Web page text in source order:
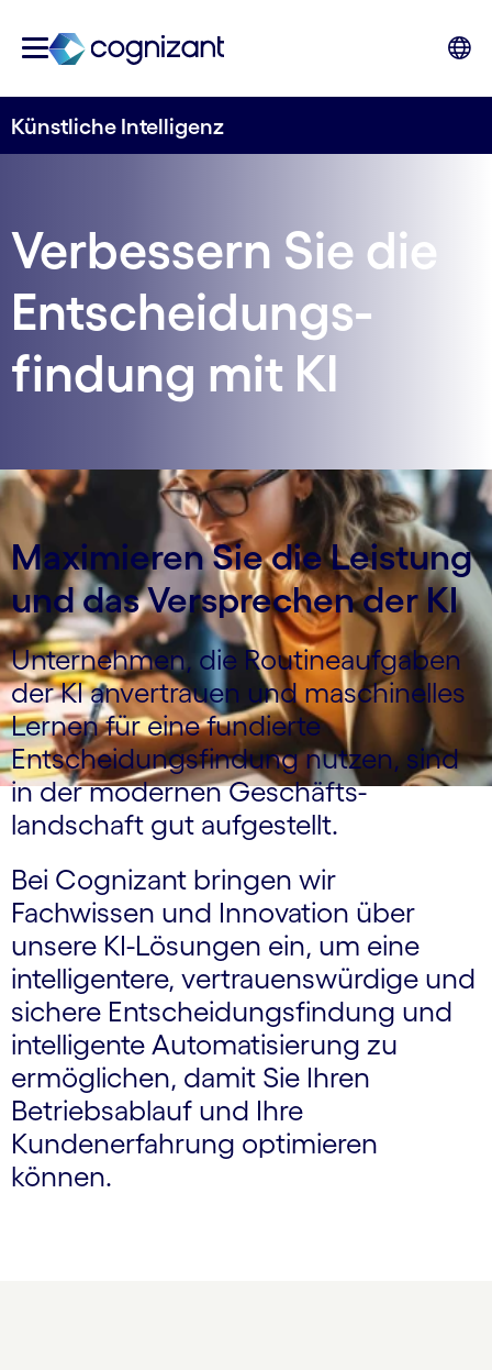
Künstliche Intelligenz
Verbessern Sie die
Entscheidungs­
findung mit KI
Maximieren Sie die Leistung
und das Versprechen der KI
Unternehmen, die Routineaufgaben
der KI anvertrauen und maschinelles
Lernen für eine fundierte
Entscheidungs­findung nutzen, sind
in der modernen Geschäfts­
landschaft gut aufgestellt.
Bei Cognizant bringen wir
Fachwissen und Innovation über
unsere KI-Lösungen ein, um eine
intelligentere, vertrauenswürdige und
sichere Entscheidungsfindung und
intelligente Automatisierung zu
ermöglichen, damit Sie Ihren
Betriebsablauf und Ihre
Kundenerfahrung optimieren
können.